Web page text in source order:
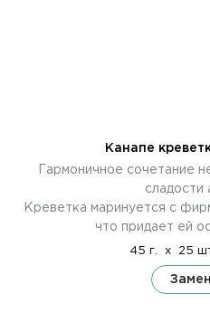
Канапе
Гармоничное сочетание
сладости
Креветка маринуется с
что придает ей
45 г. x 25